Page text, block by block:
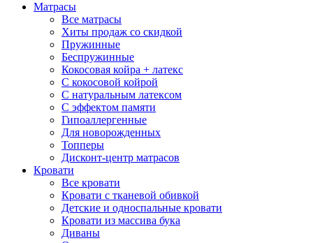
Матрасы
Все матрасы
Хиты продаж со скидкой
Пружинные
Беспружинные
Кокосовая койра + латекс
С кокосовой койрой
С натуральным латексом
С эффектом памяти
Гипоаллергенные
Для новорожденных
Топперы
Дисконт-центр матрасов
Кровати
Все кровати
Кровати с тканевой обивкой
Детские и односпальные кровати
Кровати из массива бука
Диваны